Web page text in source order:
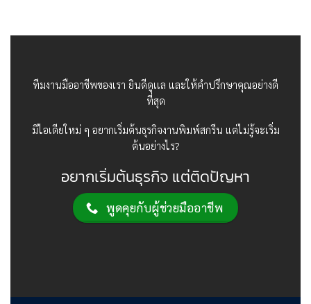
ทีมงานมืออาชีพของเรา ยินดีดูเเล และให้คำปรึกษาคุณอย่างดี
ที่สุด
มีไอเดียใหม่ ๆ อยากเริ่มต้นธุรกิจงานพิมพ์สกรีน แต่ไม่รู้จะเริ่ม
ต้นอย่างไร?
อยากเริ่มต้นธุรกิจ แต่ติดปัญหา
พูดคุยกับผู้ช่วยมืออาชีพ